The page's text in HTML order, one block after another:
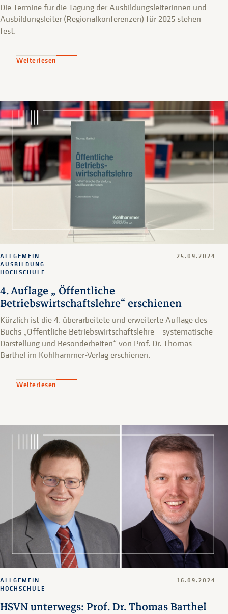
Die Termine für die Tagung der Ausbildungsleiterinnen und
Ausbildungsleiter (Regionalkonferenzen) für 2025 stehen
fest.
Weiterlesen
4. Auflage „ Öffentliche
Betriebswirtschaftslehre“ erschienen
ALLGEMEIN
AUSBILDUNG
HOCHSCHULE
25.09.2024
Kürzlich ist die 4. überarbeitete und erweiterte Auflage des
Buchs „Öffentliche Betriebswirtschaftslehre – systematische
Darstellung und Besonderheiten“ von Prof. Dr. Thomas
Barthel im Kohlhammer-Verlag erschienen.
Weiterlesen
HSVN unterwegs: Prof. Dr. Thomas Barthel
ALLGEMEIN
HOCHSCHULE
16.09.2024